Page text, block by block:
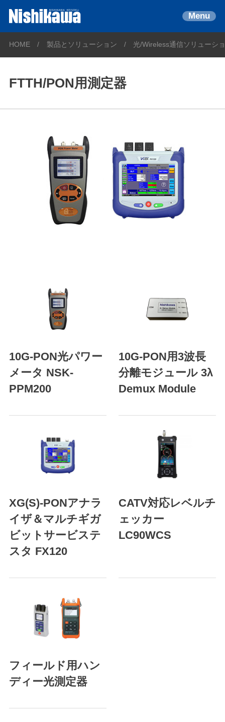
Menu
HOME 製品とソリューション 光/Wireless通信ソリューシ
FTTH/PON用測定器
10G-PON光パワー
メータ NSK-
PPM200
10G-PON用3波長
分離モジュール 3λ
Demux Module
XG(S)-PONアナラ
イザ＆マルチギガ
ビットサービステ
スタ FX120
CATV対応レベルチ
ェッカー
LC90WCS
フィールド用ハン
ディー光測定器